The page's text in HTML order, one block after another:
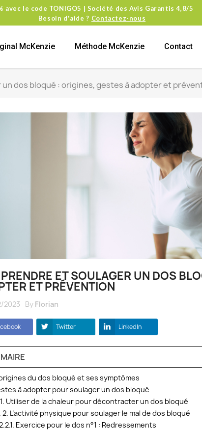
avec le code TONIGO5 | Société des Avis Garantis 4,8/5
Besoin d'aide ? Contactez-nous
McKenzie Méthode McKenzie Contact
dos bloqué : origines, gestes à adopter et
ET SOULAGER UN DOS
ET PRÉVENTION
2023 By Florian
Twitter LinkedIn
du dos bloqué et ses symptômes
à adopter pour soulager un dos bloqué
1. Utiliser de la chaleur pour décontracter un dos bloqué
2. L’activité physique pour soulager le mal de dos bloqué
Exercice pour le dos n°1 : Redressements